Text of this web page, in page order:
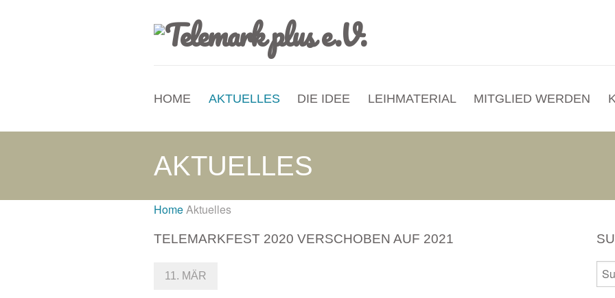
HOME AKTUELLES DIE IDEE LEIHMATERIAL MITGLIED WERDEN
AKTUELLES
HomeAktuelles
TELEMARKFEST 2020 VERSCHOBEN AUF 2021
11. MÄR